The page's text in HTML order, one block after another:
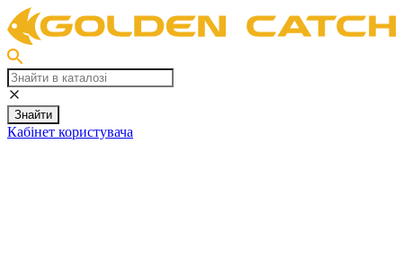
Знайти
Кабінет користувача